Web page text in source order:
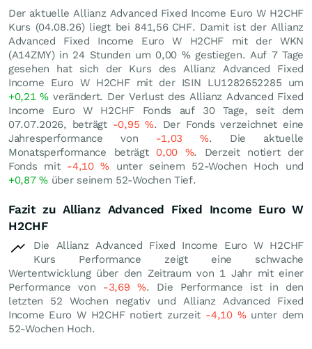
Der aktuelle Allianz Advanced Fixed Income Euro W H2CHF
Kurs (04.08.26) liegt bei 841,56 CHF. Damit ist der Allianz
Advanced Fixed Income Euro W H2CHF mit der WKN
(A14ZMY) in 24 Stunden um 0,00 %gestiegen. Auf 7 Tage
gesehen hat sich der Kurs des Allianz Advanced Fixed
Income Euro W H2CHF mit der ISIN LU1282652285 um
+0,21% verändert. Der Verlust des Allianz Advanced Fixed
Income Euro W H2CHF Fonds auf 30 Tage, seit dem
07.07.2026, beträgt -0,95%. Der Fonds verzeichnet eine
Jahresperformance von -1,03%. Die aktuelle
Monatsperformance beträgt0,00 %. Derzeit notiert der
Fonds mit -4,10% unter seinem 52-Wochen Hoch und
+0,87%über seinem 52-Wochen Tief.
Fazit zu Allianz Advanced Fixed Income Euro W
H2CHF
Die Allianz Advanced Fixed Income Euro W H2CHF
Kurs Performance zeigt eine schwache
Wertentwicklung über den Zeitraum von 1 Jahr mit einer
Performance von -3,69%. Die Performance ist in den
letzten 52 Wochen negativ und Allianz Advanced Fixed
Income Euro W H2CHF notiert zurzeit -4,10 %unter dem
52-Wochen Hoch.